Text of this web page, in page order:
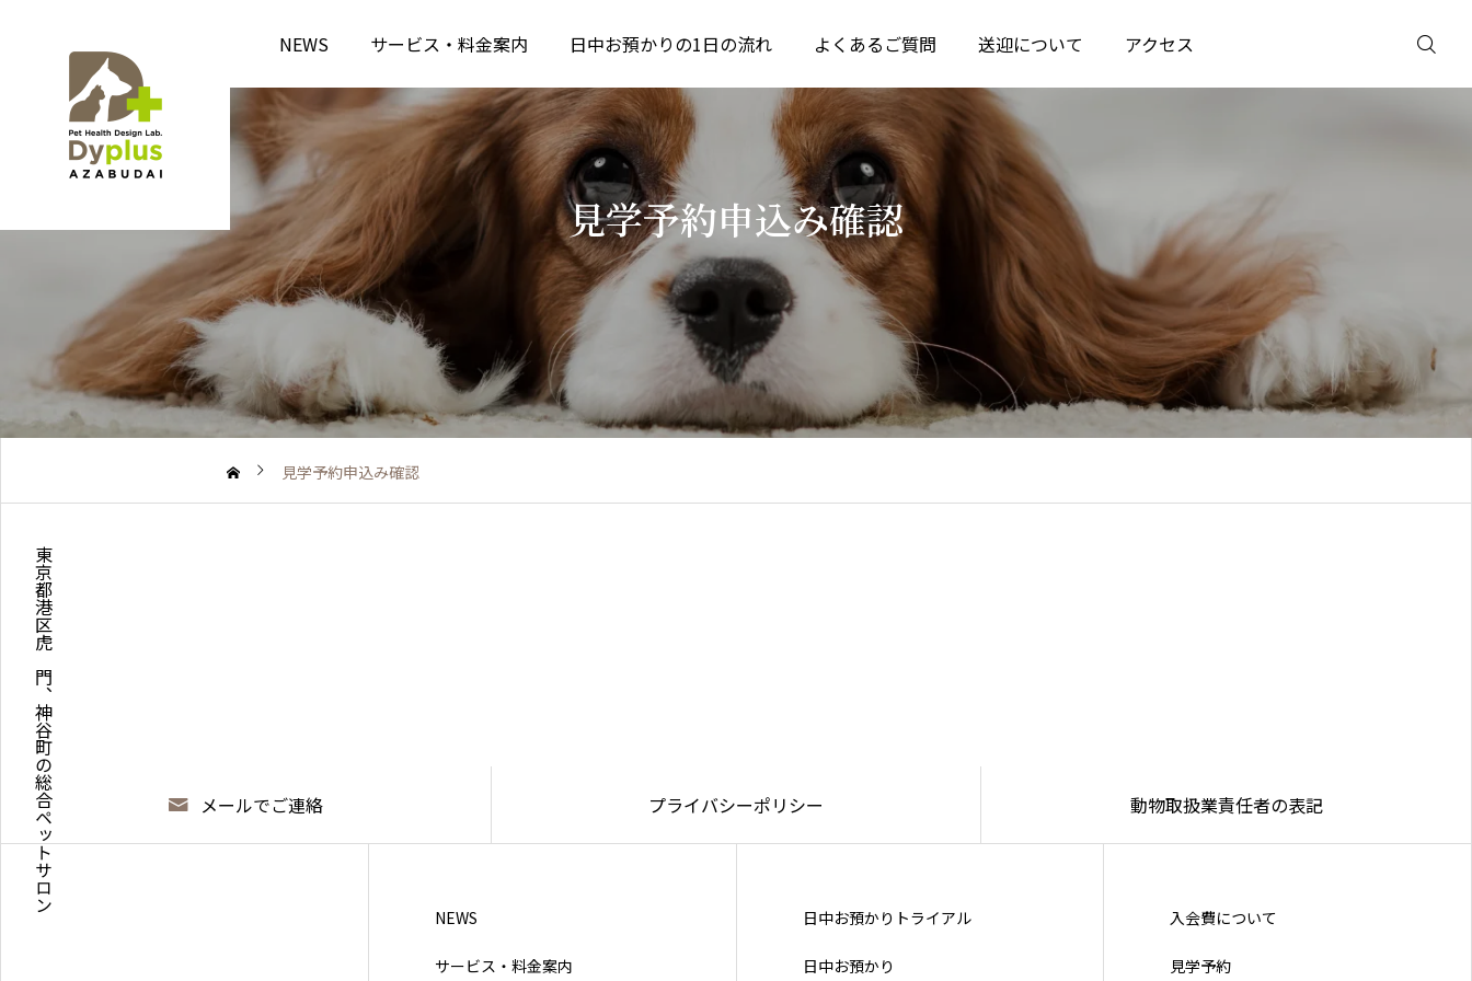
NEWS サービス・料金案内 日中お預かりの1日の流れ よくあるご質問 送迎について アクセス
東京都港区虎ノ門、神谷町の総合ペットサロン
電話予約
見学予約申込み確認
見学予約申込み確認
メールでご連絡 プライバシーポリシー 動物取扱業責任者の表記
NEWS
サービス・料金案内
日中お預かりトライアル
日中お預かり
入会費について
見学予約